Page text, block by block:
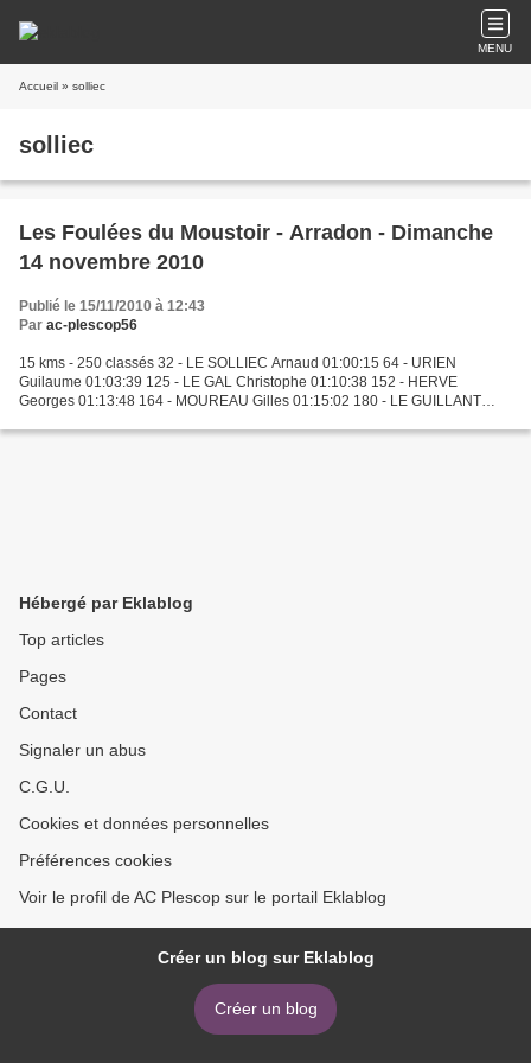
MENU
Accueil » solliec
solliec
Les Foulées du Moustoir - Arradon - Dimanche
14 novembre 2010
Publié le 15/11/2010 à 12:43
Par ac-plescop56
15 kms - 250 classés 32 - LE SOLLIEC Arnaud 01:00:15 64 - URIEN
Guilaume 01:03:39 125 - LE GAL Christophe 01:10:38 152 - HERVE
Georges 01:13:48 164 - MOUREAU Gilles 01:15:02 180 - LE GUILLANT
Hébergé par Eklablog
Top articles
Pages
Contact
Signaler un abus
C.G.U.
Cookies et données personnelles
Préférences cookies
Voir le profil de AC Plescop sur le portail Eklablog
Créer un blog sur Eklablog
Créer un blog